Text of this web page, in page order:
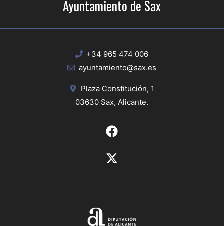
Ayuntamiento de Sax
+34 965 474 006
ayuntamiento@sax.es
Plaza Constitución, 1
03630 Sax, Alicante.